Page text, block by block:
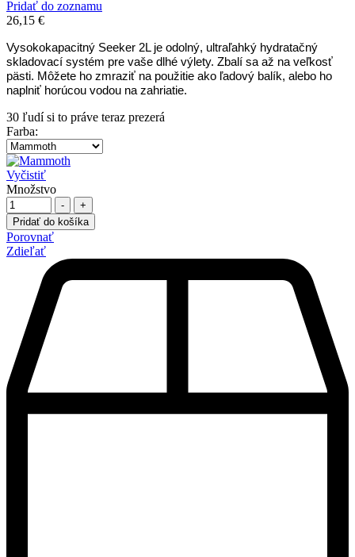
Pridať do zoznamu
26,15 €
Vysokokapacitný Seeker 2L je odolný, ultraľahký hydratačný
skladovací systém pre vaše dlhé výlety. Zbalí sa až na veľkosť
pästi. Môžete ho zmraziť na použitie ako ľadový balík, alebo ho
naplniť horúcou vodou na zahriatie.
30 ľudí si to práve teraz prezerá
Farba:
Vyčistiť
Množstvo
-
+
Pridať do košíka
Porovnať
Zdieľať